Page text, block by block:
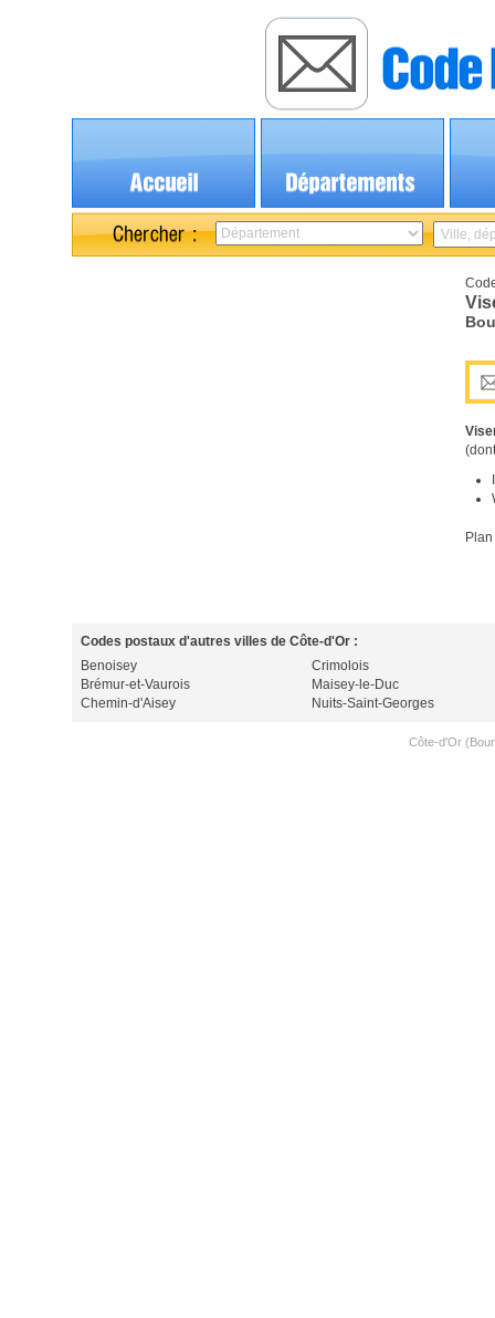
Codes postaux d'autres villes de Côte-d'Or :
Benoisey
Brémur-et-Vaurois
Chemin-d'Aisey
Crimolois
Maisey-le-Duc
Nuits-Saint-Georges
Côte-d'Or